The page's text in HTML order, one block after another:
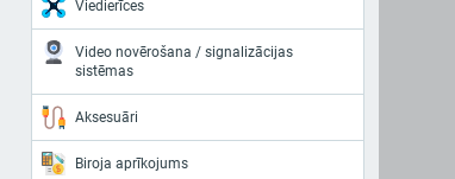
Viedierīces
Video novērošana / signalizācijas
sistēmas
Aksesuāri
Biroja aprīkojums